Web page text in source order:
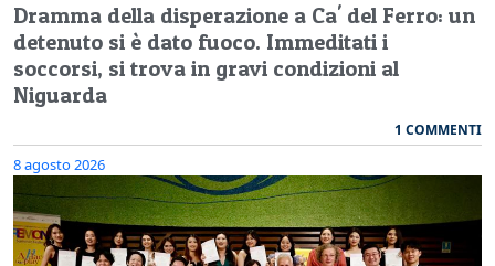
Dramma della disperazione a Ca' del Ferro: un
detenuto si è dato fuoco. Immeditati i
soccorsi, si trova in gravi condizioni al
Niguarda
1 COMMENTI
8 agosto 2026